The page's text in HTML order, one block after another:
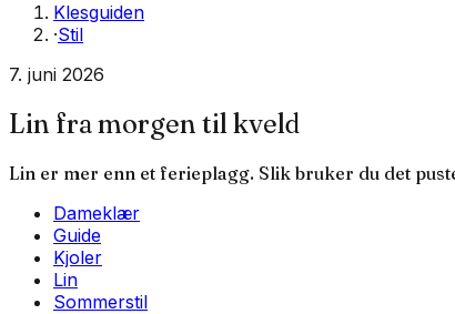
Klesguiden
·Stil
7. juni 2026
Lin fra morgen til kveld
Lin er mer enn et ferieplagg. Slik bruker du det
Dameklær
Guide
Kjoler
Lin
Sommerstil